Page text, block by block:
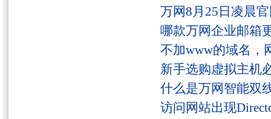
万网8月25日凌晨
哪款万网企业邮箱
不加www的域名，
新手选购虚拟主机
什么是万网智能双
访问网站出现